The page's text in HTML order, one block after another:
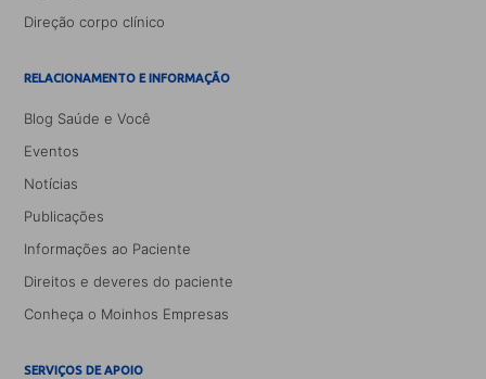
Direção corpo clínico
RELACIONAMENTO E INFORMAÇÃO
Blog Saúde e Você
Eventos
Notícias
Publicações
Informações ao Paciente
Direitos e deveres do paciente
Conheça o Moinhos Empresas
SERVIÇOS DE APOIO